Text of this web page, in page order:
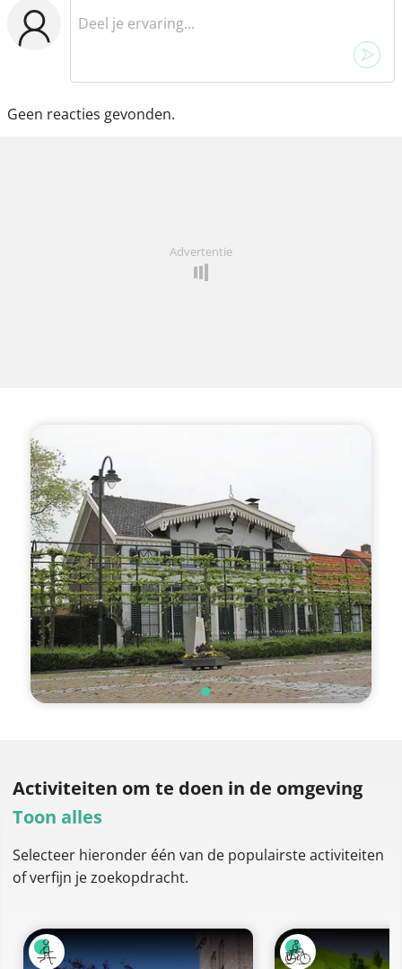
Geen reacties gevonden.
Advertentie
Activiteiten om te doen in de omgeving
Toon alles
Selecteer hieronder één van de populairste activiteiten
of verfijn je zoekopdracht.